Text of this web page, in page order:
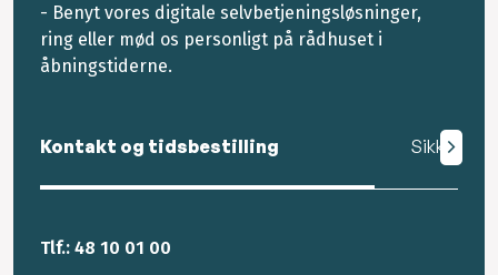
- Benyt vores digitale selvbetjeningsløsninger,
ring eller mød os personligt på rådhuset i
åbningstiderne.
Kontakt og tidsbestilling Sikker mail
Tlf.: 48 10 01 00